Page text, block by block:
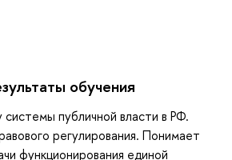
обучения
публичной власти в РФ.
регулирования. Понимает
функционирования единой